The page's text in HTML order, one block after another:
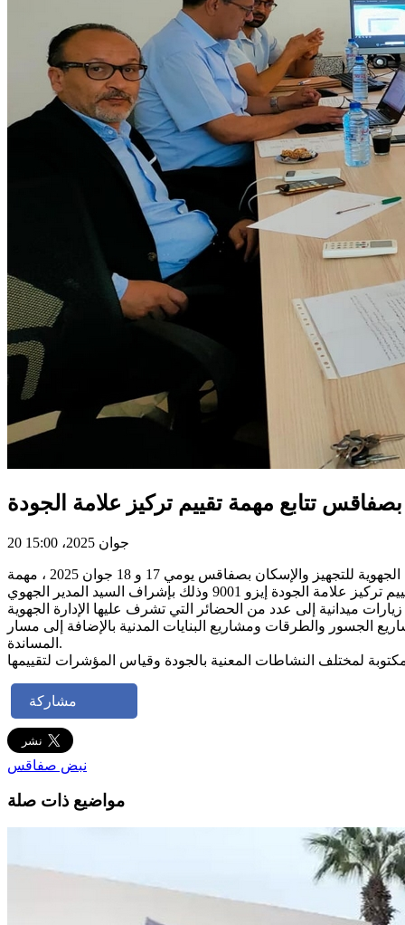
بصفاقس تتابع مهمة تقييم تركيز علامة الجودة
20 جوان 2025، 15:00
في إطار سياسة وزارة التجهيز و الإسكان المتعلقة بتعميم منظومة الجودة بجميع المصالح الراجعة لها بالنظر مركزيا وجهويا، تابعت الإدارة الجهوية للتجهيز والإسكان بصفاقس يومي 17 و 18 جوان 2025 ، مهمة
مشاريع صيانة الطرقات، مشاريع الجسور والطرقات ومشاريع البنايات المدنية بالإضافة إلى مسار
المساندة.
مشاركة
نبض صفاقس
مواضيع ذات صلة